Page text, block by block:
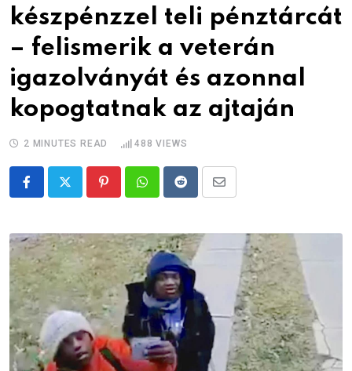
készpénzzel teli pénztárcát
– felismerik a veterán
igazolványát és azonnal
kopogtatnak az ajtaján
2 MINUTES READ 488 VIEWS
PinterestWhatsappRedditShare
Email